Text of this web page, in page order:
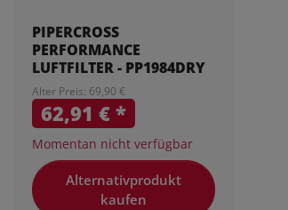
PIPERCROSS
PERFORMANCE
LUFTFILTER - PP1984DRY
Alter Preis: 69,90 €
62,91 €*
Momentan nicht verfügbar
Alternativprodukt
kaufen